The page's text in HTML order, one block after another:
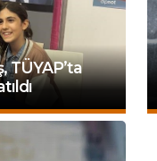
TÜYAP’ta